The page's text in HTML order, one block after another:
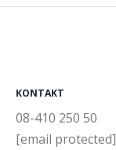
KONTAKT
08-410 250 50
[email protected]